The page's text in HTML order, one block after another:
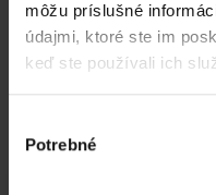
môžu príslušné
údajmi, ktoré ste im
keď ste používali ich
súhlasu
Potrebné